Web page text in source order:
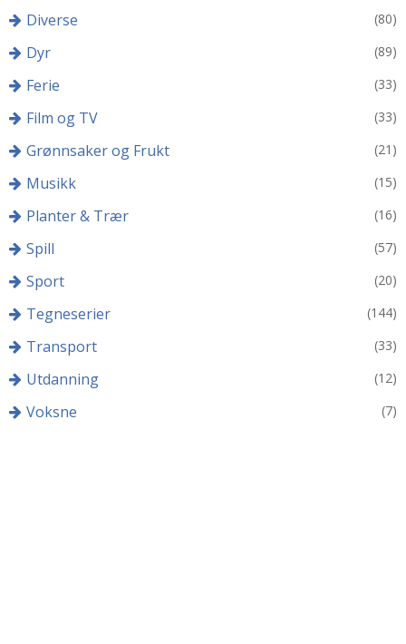
Diverse (80)
Dyr (89)
Ferie (33)
Film og TV (33)
Grønnsaker og Frukt (21)
Musikk (15)
Planter & Trær (16)
Spill (57)
Sport (20)
Tegneserier (144)
Transport (33)
Utdanning (12)
Voksne (7)